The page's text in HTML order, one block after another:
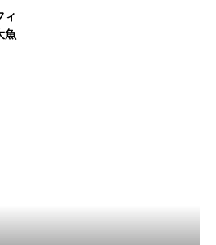
ィ
魚